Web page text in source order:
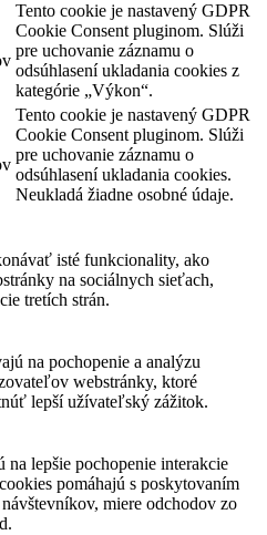
Tento cookie je nastavený GDPR
Cookie Consent pluginom. Slúži
pre uchovanie záznamu o
odsúhlasení ukladania cookies z
kategórie „Výkon“.
Tento cookie je nastavený GDPR
Cookie Consent pluginom. Slúži
pre uchovanie záznamu o
odsúhlasení ukladania cookies.
Neukladá žiadne osobné údaje.
isté funkcionality, ako
na sociálnych sieťach,
tretích strán.
na pochopenie a analýzu
webstránky, ktoré
lepší užívateľský zážitok.
lepšie pochopenie interakcie
pomáhajú s poskytovaním
miere odchodov zo